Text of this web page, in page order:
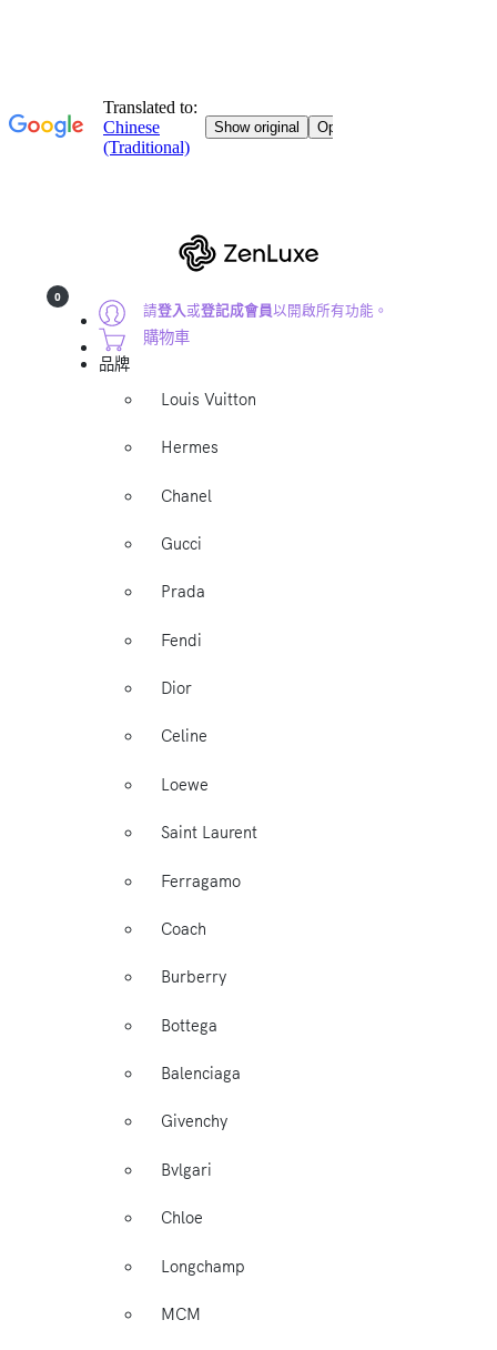
請登入或登記成會員以開啟所有功能。
0
購物車
品牌
Louis Vuitton
Hermes
Chanel
Gucci
Prada
Fendi
Dior
Celine
Loewe
Saint Laurent
Ferragamo
Coach
Burberry
Bottega
Balenciaga
Givenchy
Bvlgari
Chloe
Longchamp
MCM